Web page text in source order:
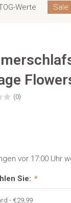
Werte Sale
(0)
vor 17:00 Uhr
Sie: *